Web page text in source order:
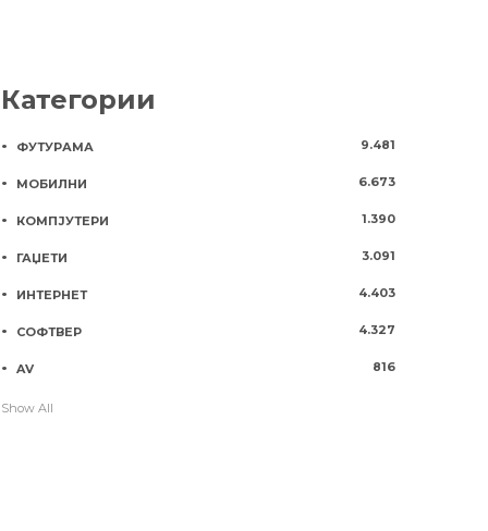
Категории
ФУТУРАМА 9.481
МОБИЛНИ 6.673
КОМПЈУТЕРИ 1.390
ГАЏЕТИ 3.091
ИНТЕРНЕТ 4.403
СОФТВЕР 4.327
AV 816
Show All